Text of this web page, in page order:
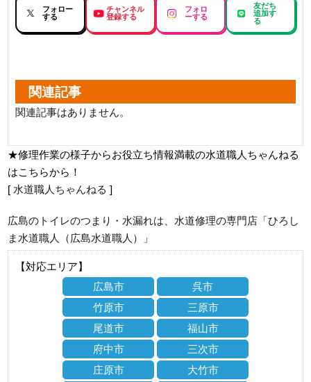
フォロー
する
チャンネル
登録する
フォロ
ーする
友だち
追加す
る
関連記事
関連記事はありません。
★修理作業の様子からお役立ち情報満載の水道職人ちゃんねる
はこちらから！
[ 水道職人ちゃんねる ]
広島のトイレのつまり・水漏れは、水道修理の専門店「ひろし
ま水道職人（広島水道職人）」
【対応エリア】
広島市
呉市
竹原市
三原市
尾道市
福山市
府中市
三次市
庄原市
大竹市